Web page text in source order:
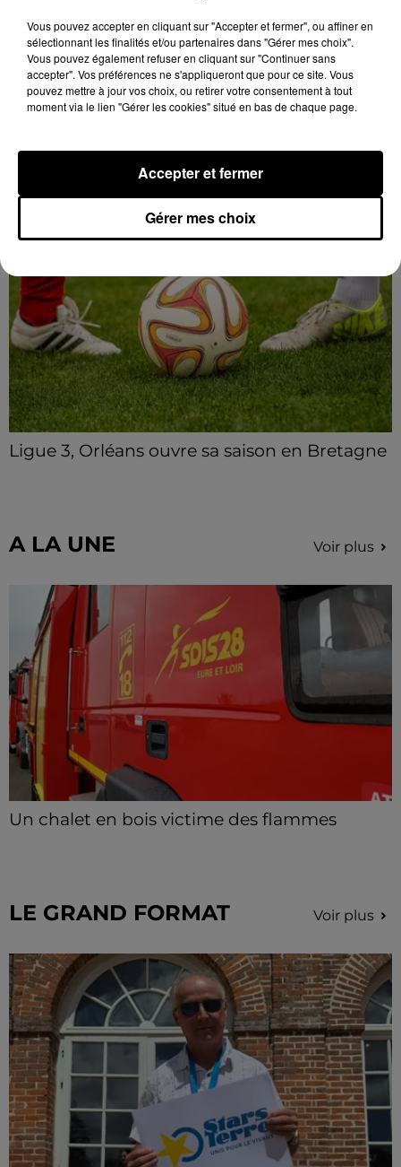
Un chalet en bois victime des flammes
Le feu s'est déclaré dans la nuit de jeudi à vendredi à
Beaumont-les-Autels.
Ligue 3, Orléans ouvre sa saison en Bretagne
A LA UNE Voir plus
Un chalet en bois victime des flammes
LE GRAND FORMAT Voir plus
Vous pouvez accepter en cliquant sur "Accepter et fermer", ou affiner en
sélectionnant les finalités et/ou partenaires dans "Gérer mes choix".
Vous pouvez également refuser en cliquant sur "Continuer sans
accepter". Vos préférences ne s'appliqueront que pour ce site. Vous
pouvez mettre à jour vos choix, ou retirer votre consentement à tout
moment via le lien "Gérer les cookies" situé en bas de chaque page.
Gérer mes choix
Accepter et fermer